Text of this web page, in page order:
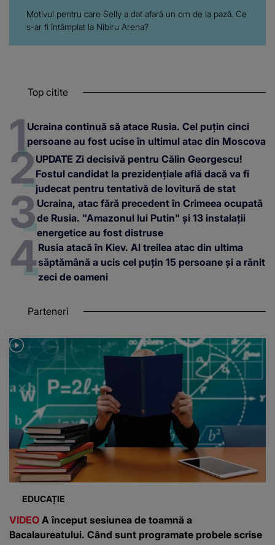
Motivul pentru care Selly a dat afară un om de la pază. Ce
s-ar fi întâmplat la Nibiru Arena?
Top citite
Ucraina continuă să atace Rusia. Cel puțin cinci
persoane au fost ucise în ultimul atac din Moscova
UPDATE Zi decisivă pentru Călin Georgescu!
Fostul candidat la prezidențiale află dacă va fi
judecat pentru tentativă de lovitură de stat
Ucraina, atac fără precedent în Crimeea ocupată
de Rusia. "Amazonul lui Putin" și 13 instalații
energetice au fost distruse
Rusia atacă în Kiev. Al treilea atac din ultima
săptămână a ucis cel puțin 15 persoane și a rănit
zeci de oameni
Parteneri
EDUCAȚIE
VIDEO A început sesiunea de toamnă a
Bacalaureatului. Când sunt programate probele scrise